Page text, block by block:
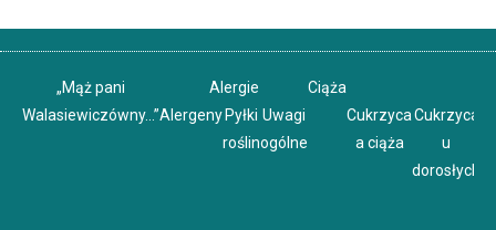
„Mąż pani
Walasiewiczówny…”
Alergie
Alergeny Pyłki
roślin
Uwagi
ogólne
Ciąża
Cukrzyca
a ciąża
Cukrzyca
u
dorosłych